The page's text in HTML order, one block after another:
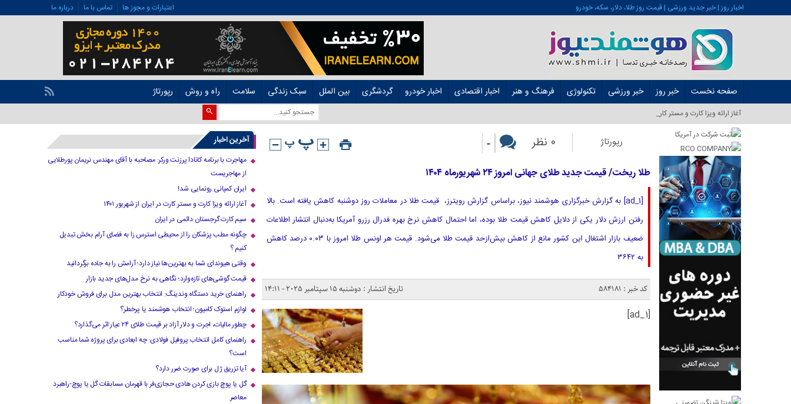
اخبار روز | خبر جدید ورزشی | قیمت روز طلا، دلار، سکه، خودرو اعتبارات و مجوز ها تماس با ما درباره ما
صفحه نخست خبر روز خبر ورزشی تکنولوژی فرهنگ و هنر اخبار اقتصادی اخبار خودرو گردشگری بین الملل سبک زندگی سلامت راه و روش رپورتاژ
آغاز ارائه ویزا کارت و مستر کارت در ایران از شه_
رپورتاژ 0 نظر -
طلا ریخت/ قیمت جدید طلای جهانی امروز ۲۴ شهریورماه ۱۴۰۴
[ad_1] به گزارش خبرگزاری هوشمند نیوز، براساس گزارش رویترز، قیمت طلا در معاملات روز دوشنبه کاهش یافته است. بالا
رفتن ارزش دلار یکی از دلایل کاهش قیمت طلا بوده، اما احتمال کاهش نرخ بهره فدرال رزرو آمریکا به‌دنبال انتشار اطلاعات
ضعیف بازار اشتغال این کشور مانع از کاهش بیش‌ازحد قیمت طلا می‌شود. قیمت هر اونس طلا امروز با ۰.۰۳ درصد کاهش
به ۳۶۴۲
کد خبر : 584181 تاریخ انتشار : دوشنبه 15 سپتامبر 2025 - 14:11
[ad_1]
آخرین اخبار
مهاجرت با برنامه کانادا پرزنت ورکر: مصاحبه با آقای مهندس نریمان پورطلایی
از مهاجریست
ایران کمپانی رونمایی شد!
آغاز ارائه ویزا کارت و مستر کارت در ایران از شهریور ۱۴۰۱
سیم کارت گرجستان دائمی در ایران
چگونه مطب پزشکان را از محیطی استرس زا به فضای آرام بخش تبدیل
کنیم ؟
وقتی هیوندای شما به بهترین‌ها نیاز دارد؛ آرامش را به جاده برگردانید
قیمت گوشی‌های تازه‌وارد؛ نگاهی به نرخ مدل‌های جدید بازار
راهنمای خرید دستگاه وندینگ: انتخاب بهترین مدل برای فروش خودکار
لوازم استوک کامیون؛ انتخاب هوشمند یا پرخطر؟
چطور مالیات، اجرت و دلار آزاد بر قیمت طلای ۲۴ عیار اثر می‌گذارد؟
راهنمای کامل انتخاب پروفیل فولادی: چه ابعادی برای پروژه شما مناسب
است؟
آیا تزریق ژل برای صورت ضرر دارد​؟
گل یا پوچ بازی کردن هادی حجازی‌فر با قهرمان مسابقات گل یا پوچ-راهبرد
معاصر